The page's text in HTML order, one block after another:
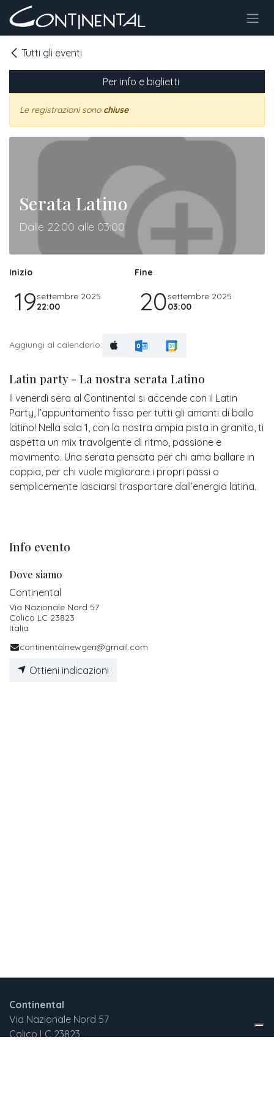
Passa al contenuto
Tutti gli eventi
Per info e biglietti
Le registrazioni sono chiuse
Serata Latino
Dalle 22:00 alle 03:00
Inizio
19settembre 2025
22:00
Fine
20settembre 2025
03:00
Aggiungi al calendario:
Latin party - La nostra serata Latino
Il venerdì sera al Continental si accende con il Latin
Party, l’appuntamento fisso per tutti gli amanti di ballo
latino! Nella sala 1, con la nostra ampia pista in granito, ti
aspetta un mix travolgente di ritmo, passione e
movimento. Una serata pensata per chi ama ballare in
coppia, per chi vuole migliorare i propri passi o
semplicemente lasciarsi trasportare dall’energia latina.
Info evento
Dove siamo
Continental
Via Nazionale Nord 57
Colico LC 23823
Italia
continentalnewgen@gmail.com
Ottieni indicazioni
Continental
Via Nazionale Nord 57
Colico LC 23823